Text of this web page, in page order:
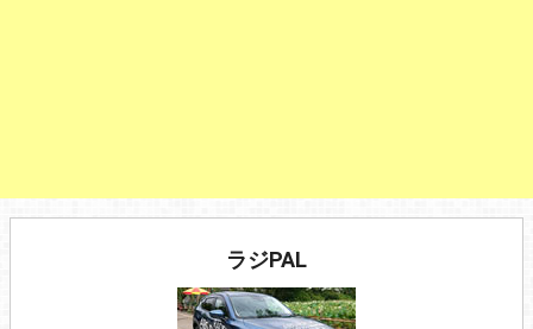
ラジPAL